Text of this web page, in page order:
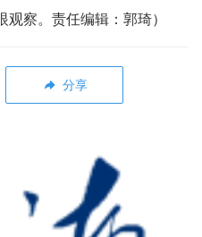
察。责任编辑：郭琦）
分享